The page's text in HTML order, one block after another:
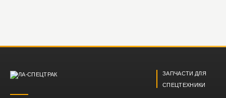
ЗАПЧАСТИ ДЛЯ
СПЕЦТЕХНИКИ